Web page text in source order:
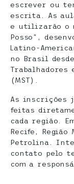
escrever ou
escrita. As
e utilizarão o
Posso”,
Latino-
no Brasil
Trabalhadores
(MST).
As inscrições
feitas
cada região.
Recife,
Petrolina.
contato pelo
com a